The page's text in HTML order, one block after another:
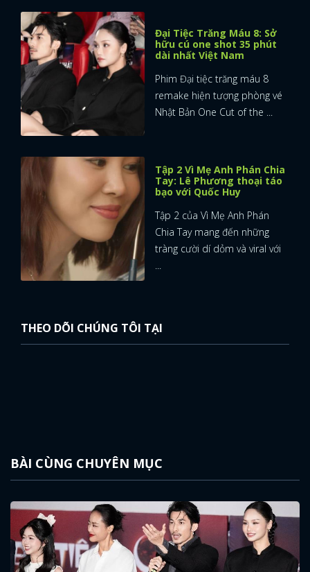
Đại Tiệc Trăng Máu 8: Sở
hữu cú one shot 35 phút
dài nhất Việt Nam
Phim Đại tiệc trăng máu 8
remake hiện tượng phòng vé
Nhật Bản One Cut of the ...
Tập 2 Vì Mẹ Anh Phán Chia
Tay: Lê Phương thoại táo
bạo với Quốc Huy
Tập 2 của Vì Mẹ Anh Phán
Chia Tay mang đến những
tràng cười dí dỏm và viral với
...
THEO DÕI CHÚNG TÔI TẠI
BÀI CÙNG CHUYÊN MỤC